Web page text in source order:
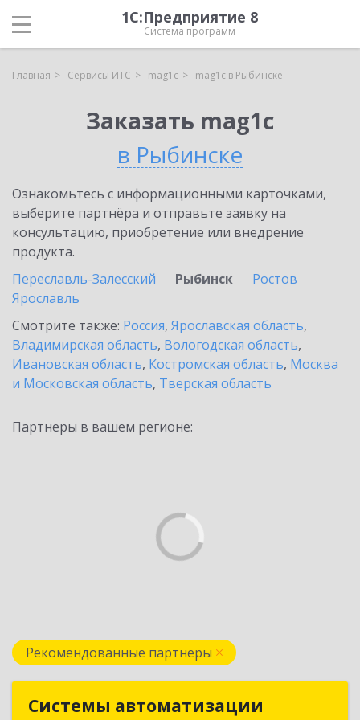
1С:Предприятие 8
Система программ
Главная Сервисы ИТС mag1c mag1c в Рыбинске
Заказать mag1c
в Рыбинске
Ознакомьтесь с информационными карточками,
выберите партнёра и отправьте заявку на
консультацию, приобретение или внедрение
продукта.
Переславль-Залесский
Рыбинск
Ростов
Ярославль
Смотрите также: Россия, Ярославская область,
Владимирская область, Вологодская область,
Ивановская область, Костромская область, Москва
и Московская область, Тверская область
Партнеры в вашем регионе:
Рекомендованные партнеры
Системы автоматизации
Системы автоматизации